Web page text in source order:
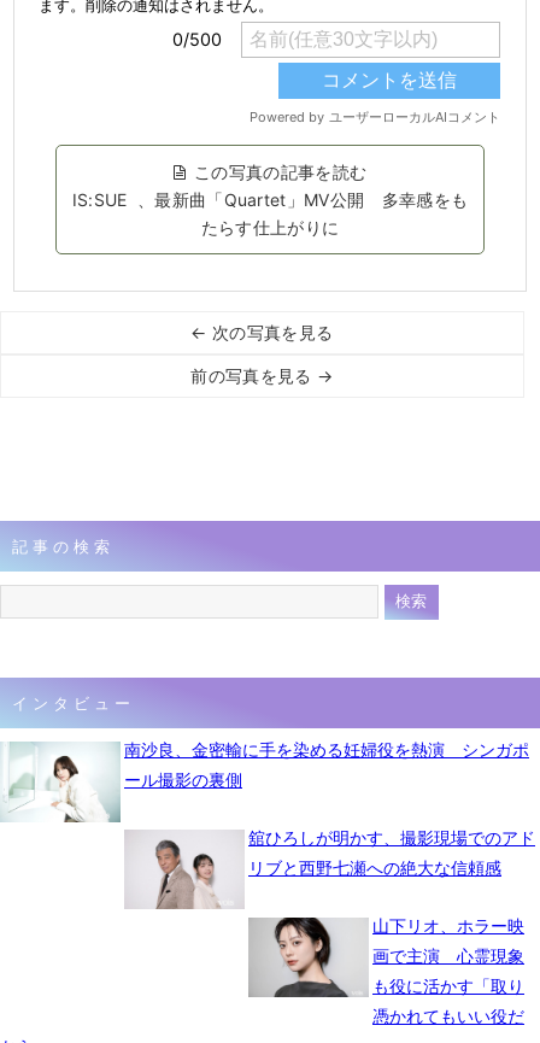
この写真の記事を読む
IS:SUE 、最新曲「Quartet」MV公開 多幸感をも
たらす仕上がりに
← 次の写真を見る
前の写真を見る →
記事の検索
インタビュー
南沙良、金密輸に手を染める妊婦役を熱演 シンガポ
ール撮影の裏側
舘ひろしが明かす、撮影現場でのアド
リブと西野七瀬への絶大な信頼感
山下リオ、ホラー映
画で主演 心霊現象
も役に活かす「取り
憑かれてもいい役だ